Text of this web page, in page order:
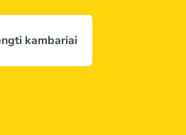
kambariai